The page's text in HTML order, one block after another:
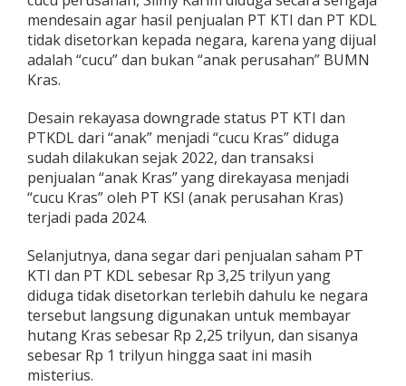
mendesain agar hasil penjualan PT KTI dan PT KDL
tidak disetorkan kepada negara, karena yang dijual
adalah “cucu” dan bukan “anak perusahan” BUMN
Kras.
Desain rekayasa downgrade status PT KTI dan
PTKDL dari “anak” menjadi “cucu Kras” diduga
sudah dilakukan sejak 2022, dan transaksi
penjualan “anak Kras” yang direkayasa menjadi
“cucu Kras” oleh PT KSI (anak perusahan Kras)
terjadi pada 2024.
Selanjutnya, dana segar dari penjualan saham PT
KTI dan PT KDL sebesar Rp 3,25 trilyun yang
diduga tidak disetorkan terlebih dahulu ke negara
tersebut langsung digunakan untuk membayar
hutang Kras sebesar Rp 2,25 trilyun, dan sisanya
sebesar Rp 1 trilyun hingga saat ini masih
misterius.